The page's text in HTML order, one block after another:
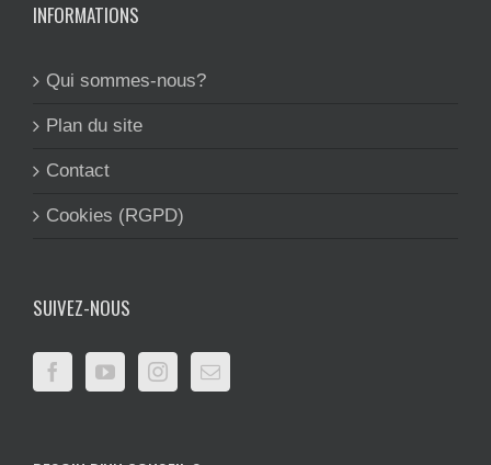
INFORMATIONS
Qui sommes-nous?
Plan du site
Contact
Cookies (RGPD)
SUIVEZ-NOUS